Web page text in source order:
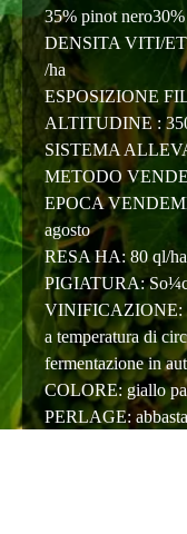
35% pinot nero30%
DENSITA VITI/
/ha
ESPOSIZIONE
ALTITUDINE :
SISTEMA
METODO
EPOCA
agosto
RESA HA: 80 ql/ha
PIGIATURA:
VINIFICAZIONE:
a temperatura di
fermentazione in
COLORE: giallo
PERLAGE: